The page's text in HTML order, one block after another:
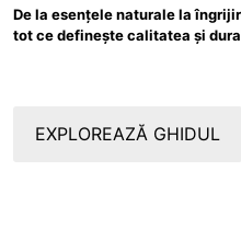
De la esențele naturale la
tot ce definește calitatea și
EXPLOREAZĂ GHIDUL